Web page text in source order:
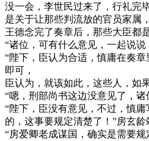
没一会，李世民过来了，行礼完
是关于让那些判流放的官员家属
王德念完了奏章后，那些大臣都
“诸位，可有什么意见，一起说
“陛下，臣认为合适，慎庸在奏
即可，
臣认为，就该如此，这些人，如
“嗯，刑部尚书这边没意见了，
“陛下，臣没有意见，不过，慎
的，这事要规定清楚了！”房玄龄
“房爱卿老成谋国，确实是需要